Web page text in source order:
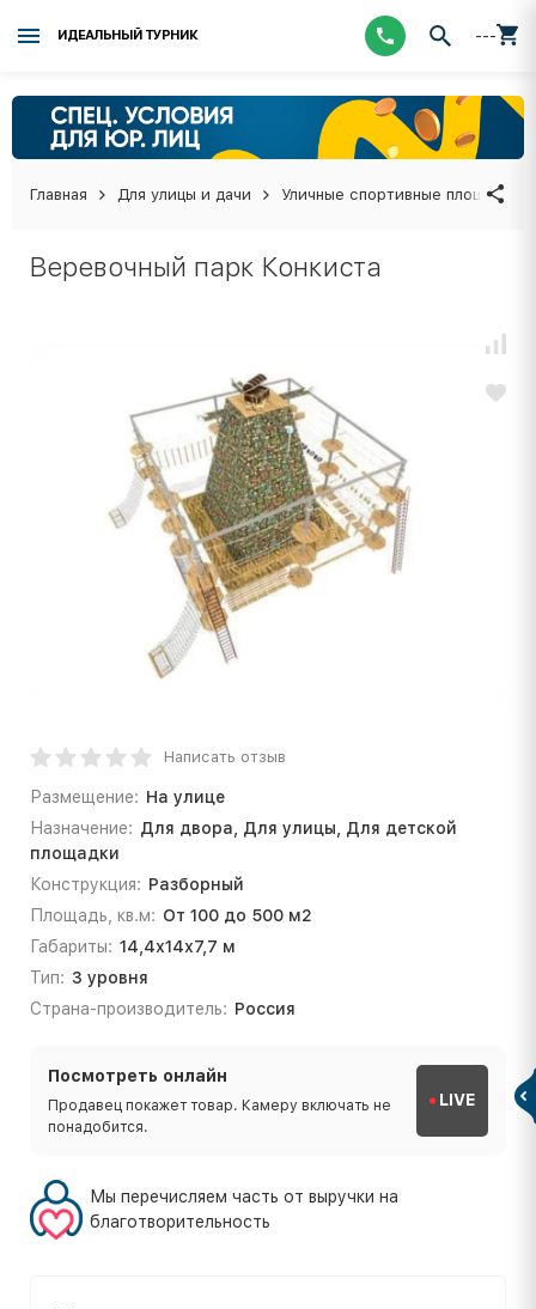
ИДЕАЛЬНЫЙ ТУРНИК ---
Главная Для улицы и дачи Уличные спортивные площадки
Веревочный парк Конкиста
Написать отзыв
Размещение: На улице
Назначение: Для двора, Для улицы, Для детской
площадки
Конструкция: Разборный
Площадь, кв.м: От 100 до 500 м2
Габариты: 14,4х14х7,7 м
Тип: 3 уровня
Страна-производитель: Россия
Посмотреть онлайн
Продавец покажет товар. Камеру включать не
понадобится.
LIVE
Мы перечисляем часть от выручки на
благотворительность